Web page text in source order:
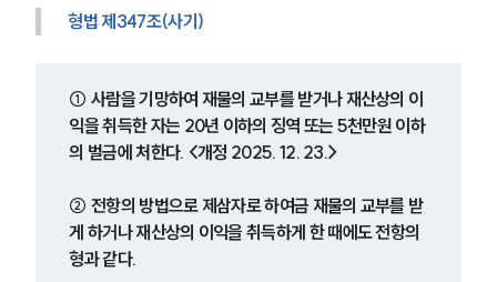
형법 제347조(사기)
① 사람을 기망하여 재물의 교부를 받거나 재산상의 이
익을 취득한 자는 20년 이하의 징역 또는 5천만원 이하
의 벌금에 처한다. <개정 2025. 12. 23.>
② 전항의 방법으로 제삼자로 하여금 재물의 교부를 받
게 하거나 재산상의 이익을 취득하게 한 때에도 전항의
형과 같다.